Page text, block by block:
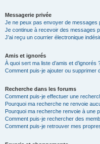
Messagerie privée
Je ne peux pas envoyer de messages
Je continue à recevoir des messages
J’ai reçu un courrier électronique
Amis et ignorés
À quoi sert ma liste d’amis et d’ignorés
Comment puis-je ajouter ou supprimer
Recherche dans les forums
Comment puis-je effectuer une
Pourquoi ma recherche ne renvoie
Pourquoi ma recherche renvoie à une
Comment puis-je rechercher des
Comment puis-je retrouver mes